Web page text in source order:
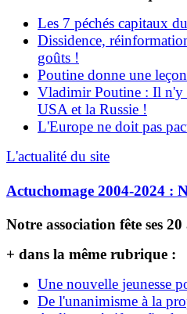
Les 7 péchés capitaux
Dissidence,
goûts !
Poutine donne une
Vladimir Poutine : Il n'y
USA et la Russie !
L'Europe ne doit pas
L'actualité du site
Actuchomage 2004-2024 :
Notre association fête ses 20
+ dans la même rubrique :
Une nouvelle jeunesse
De l'unanimisme à la